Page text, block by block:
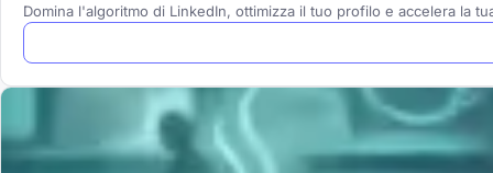
Domina l'algoritmo di LinkedIn, ottimizza il tuo profilo e accelera la